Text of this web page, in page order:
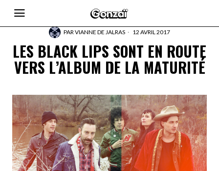
PARVIANNE DE JALRAS 12 AVRIL 2017
LES BLACK LIPS SONT EN ROUTE
VERS L’ALBUM DE LA MATURITÉ